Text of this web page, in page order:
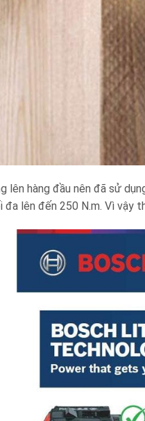
lên hàng đầu nên đã sử
lên đến 250 N.m. Vì vậy